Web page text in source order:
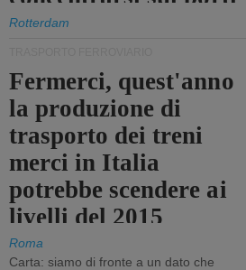
Rotterdam
Fermerci, quest'anno
la produzione di
trasporto dei treni
merci in Italia
potrebbe scendere ai
livelli del 2015
Roma
Carta: siamo di fronte a un dato che